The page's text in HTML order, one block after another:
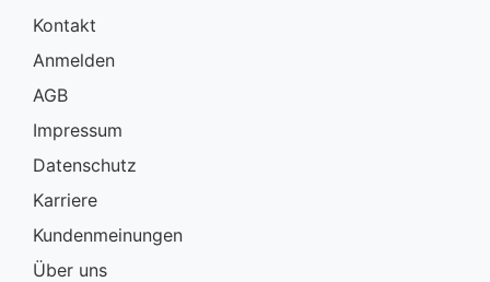
Kontakt
Anmelden
AGB
Impressum
Datenschutz
Karriere
Kundenmeinungen
Über uns